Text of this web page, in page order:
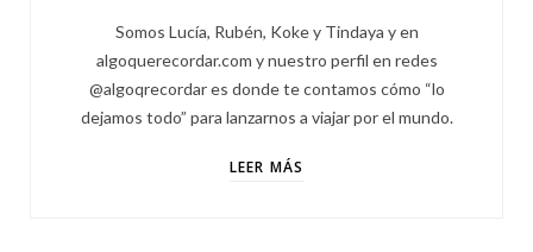
Somos Lucía, Rubén, Koke y Tindaya y en
algoquerecordar.com y nuestro perfil en redes
@algoqrecordar es donde te contamos cómo “lo
dejamos todo” para lanzarnos a viajar por el mundo.
LEER MÁS